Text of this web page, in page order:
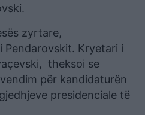
zyrtare,
Pendarovskit. Kryetari i
theksoi se
për kandidaturën
presidenciale të